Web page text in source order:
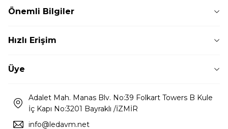
Önemli Bilgiler
Hızlı Erişim
Üye
Adalet Mah. Manas Blv. No:39 Folkart Towers B Kule
İç Kapı No:3201 Bayraklı /İZMİR
info@ledavm.net